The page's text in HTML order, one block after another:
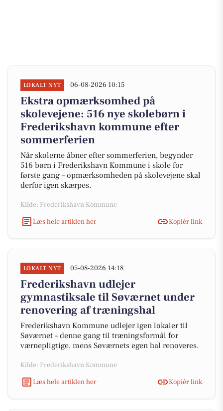
LOKALT NYT 06-08-2026 10:15
Ekstra opmærksomhed på
skolevejene: 516 nye skolebørn i
Frederikshavn kommune efter
sommerferien
Når skolerne åbner efter sommerferien, begynder
516 børn i Frederikshavn Kommune i skole for
første gang – opmærksomheden på skolevejene skal
derfor igen skærpes.
Kilde: Frederikshavn Kommune
Læs hele artiklen her
Kopiér link
LOKALT NYT 05-08-2026 14:18
Frederikshavn udlejer
gymnastiksale til Søværnet under
renovering af træningshal
Frederikshavn Kommune udlejer igen lokaler til
Søværnet – denne gang til træningsformål for
værnepligtige, mens Søværnets egen hal renoveres.
Kilde: Frederikshavn Kommune
Læs hele artiklen her
Kopiér link